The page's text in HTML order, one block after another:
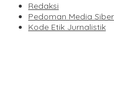
Redaksi
Pedoman Media Siber
Kode Etik Jurnalistik